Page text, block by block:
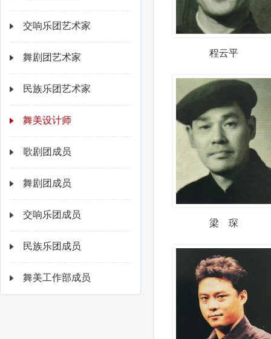
交响乐团艺术家
舞剧团艺术家
民族乐团艺术家
舞美设计师
歌剧团成员
舞剧团成员
交响乐团成员
民族乐团成员
舞美工作部成员
程云平
梁 琛